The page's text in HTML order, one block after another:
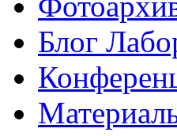
Блог